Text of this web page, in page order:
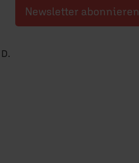
Newsletter abonnieren